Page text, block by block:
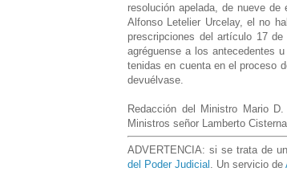
resolución apelada, de nueve
Alfonso Letelier Urcelay, el no
prescripciones del artículo 17
agréguense a los antecedentes
tenidas en cuenta en el proceso
devuélvase.
Redacción del Ministro Mario
Ministros señor Lamberto
ADVERTENCIA: si se trata de
del Poder Judicial
. Un servicio de